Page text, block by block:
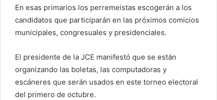
En esas primarios los perremeistas escogerán a los
candidatos que participarán en las próximos comicios
municipales, congresuales y presidenciales.
El presidente de la JCE manifestó que se están
organizando las boletas, las computadoras y
escáneres que serán usados en este torneo electoral
del primero de octubre.